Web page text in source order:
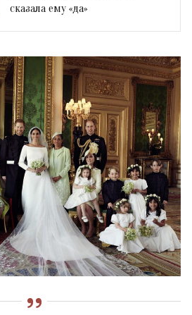
сказала ему «да»